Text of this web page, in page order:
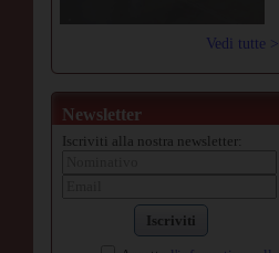
Vedi tutte >
Newsletter
Iscriviti alla nostra newsletter:
Iscriviti